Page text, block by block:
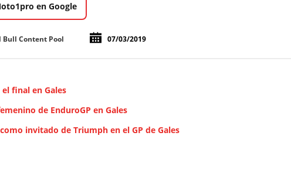
en Google
Bull Content Pool 07/03/2019
final en Gales
de EnduroGP en Gales
invitado de Triumph en el GP de Gales